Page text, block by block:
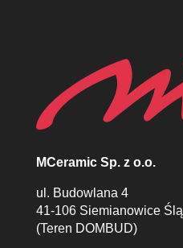
MCeramic Sp. z o.o.
ul. Budowlana 4
41-106 Siemianowice
(Teren DOMBUD)